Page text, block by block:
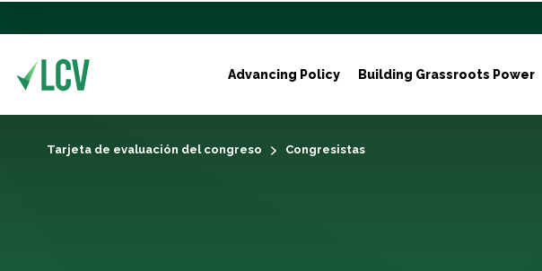
Advancing Policy Building Grassroots Power
Tarjeta de evaluación del congreso Congresistas